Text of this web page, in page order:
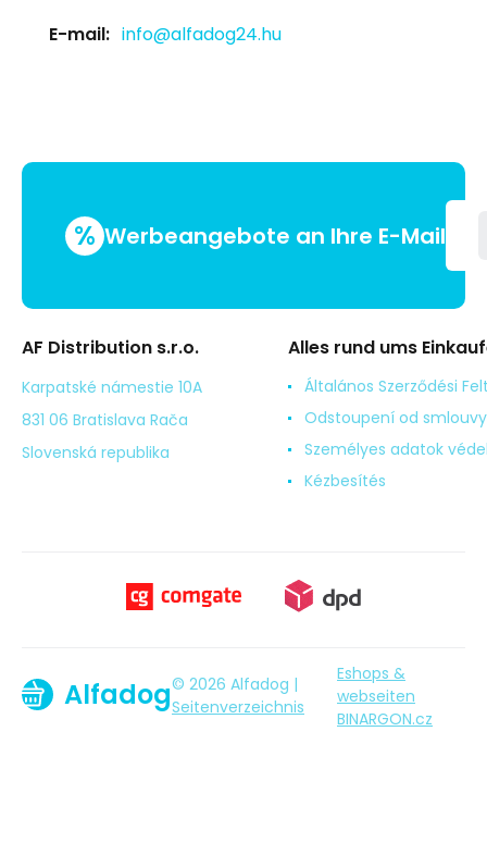
E-mail: info@alfadog24.hu
% Werbeangebote an Ihre E-Mail
AF Distribution s.r.o.
Karpatské námestie 10A
831 06 Bratislava Rača
Slovenská republika
Alles rund ums
Általános Szerződési
Odstoupení od smlouvy
Személyes adatok
Kézbesítés
Alfadog© 2026 Alfadog |
Seitenverzeichnis
Eshops &
webseiten
BINARGON.cz